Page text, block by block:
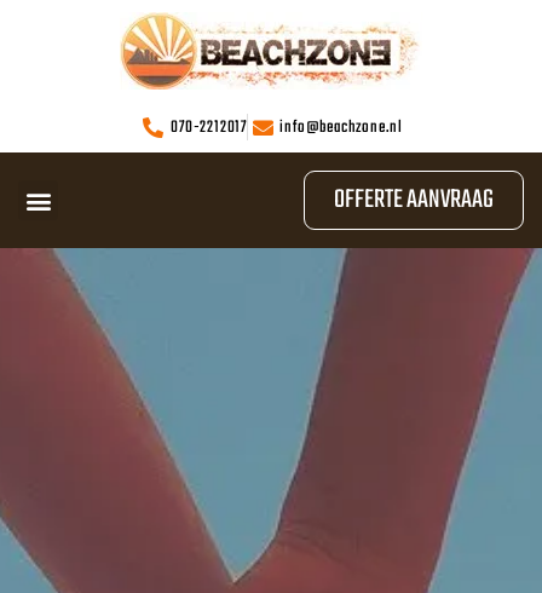
070-2212017 info@beachzone.nl
OFFERTE AANVRAAG